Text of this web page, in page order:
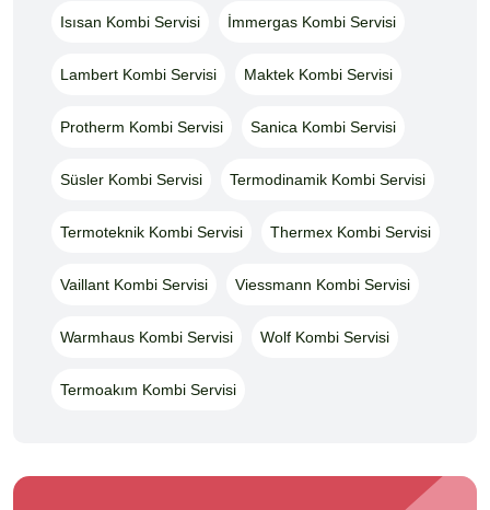
Isısan Kombi Servisi İmmergas Kombi Servisi
Lambert Kombi Servisi Maktek Kombi Servisi
Protherm Kombi Servisi Sanica Kombi Servisi
Süsler Kombi Servisi Termodinamik Kombi Servisi
Termoteknik Kombi Servisi Thermex Kombi Servisi
Vaillant Kombi Servisi Viessmann Kombi Servisi
Warmhaus Kombi Servisi Wolf Kombi Servisi
Termoakım Kombi Servisi